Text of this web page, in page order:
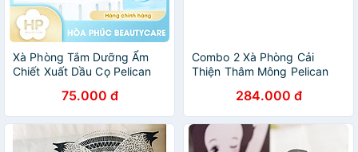
Xà Phòng Tắm Dưỡng Ẩm
Chiết Xuất Dầu Cọ Pelican
75.000 đ
Combo 2 Xà Phòng Cải
Thiện Thâm Mông Pelican
284.000 đ